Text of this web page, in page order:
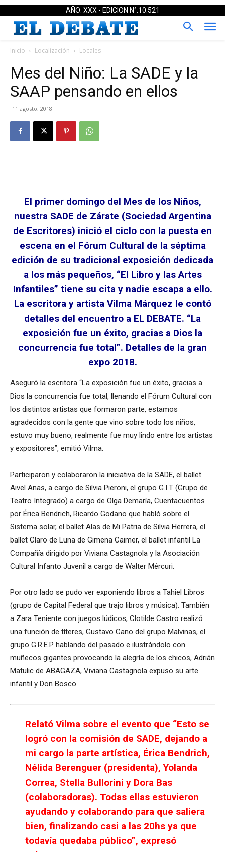
AÑO: XXX - EDICION N°:10.521
Inicio Localización Locales
Mes del Niño: La SADE y la
SAAP pensando en ellos
11 agosto, 2018
El primer domingo del Mes de los Niños,
nuestra SADE de Zárate (Sociedad Argentina
de Escritores) inició el ciclo con la puesta en
escena en el Fórum Cultural de la séptima
edición de su tradicional exposición dedicada
a los más pequeños, “El Libro y las Artes
Infantiles” tiene su cita y nadie escapa a ello.
La escritora y artista Vilma Márquez le contó
detalles del encuentro a EL DEBATE. “La
exposición fue un éxito, gracias a Dios la
concurrencia fue total”. Detalles de la gran
expo 2018.
Aseguró la escritora “La exposición fue un éxito, gracias a
Dios la concurrencia fue total, llenando el Fórum Cultural con
los distintos artistas que formaron parte, estamos
agradecidos con la gente que vino sobre todo los niños,
estuvo muy bueno, realmente fue muy lindo entre los artistas
y expositores”, emitió Vilma.
Participaron y colaboraron la iniciativa de la SADE, el ballet
Aivel Anas, a cargo de Silvia Pieroni, el grupo G.I.T (Grupo de
Teatro Integrado) a cargo de Olga Demaría, Cuentacuentos
por Érica Bendrich, Ricardo Godano que habló sobre el
Sistema solar, el ballet Alas de Mi Patria de Silvia Herrera, el
ballet Claro de Luna de Gimena Caimer, el ballet infantil La
Compañía dirigido por Viviana Castagnola y la Asociación
Cultural Infanto Juvenil a cargo de Walter Mércuri.
Por otro lado se pudo ver exponiendo libros a Tahiel Libros
(grupo de Capital Federal que trajo libros y música). También
a Zara Teniente con juegos lúdicos, Clotilde Castro realizó
una función de títeres, Gustavo Cano del grupo Malvinas, el
grupo G.R.E.P hablando del pasado e ilustrándolo con
muñecos gigantes provocando la alegría de los chicos, Adrián
Matulic de ABAGAZA, Viviana Castagnola expuso su arte
infantil y Don Bosco.
Relató Vilma sobre el evento que “Esto se
logró con la comisión de SADE, dejando a
mi cargo la parte artística, Érica Bendrich,
Nélida Berenguer (presidenta), Yolanda
Correa, Stella Bullorini y Dora Bas
(colaboradoras). Todas ellas estuvieron
ayudando y colaborando para que saliera
bien, finalizando casi a las 20hs ya que
todavía quedaba público”, expresó